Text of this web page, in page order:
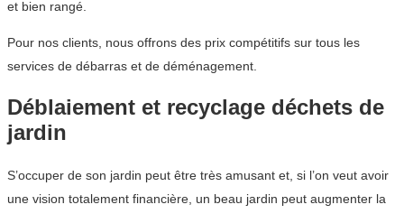
et bien rangé.
Pour nos clients, nous offrons des prix compétitifs sur tous les
services de débarras et de déménagement.
Déblaiement et recyclage déchets de
jardin
S’occuper de son jardin peut être très amusant et, si l’on veut avoir
une vision totalement financière, un beau jardin peut augmenter la